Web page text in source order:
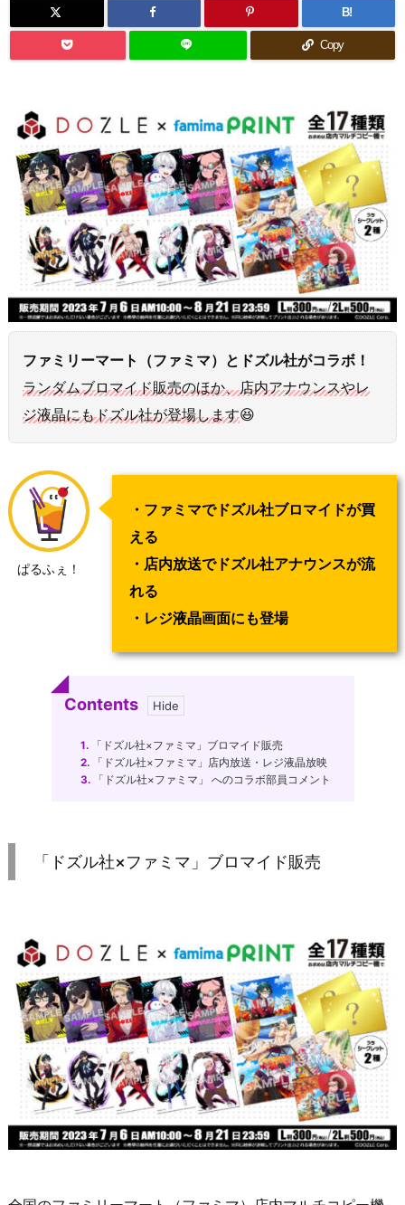
B!
Copy
ファミリーマート（ファミマ）とドズル社がコラボ！
ランダムブロマイド販売のほか、店内アナウンスやレ
ジ液晶にもドズル社が登場します😆
ぱるふぇ！
・ファミマでドズル社ブロマイドが買
える
・店内放送でドズル社アナウンスが流
れる
・レジ液晶画面にも登場
Contents
1.「ドズル社×ファミマ」ブロマイド販売
2.「ドズル社×ファミマ」店内放送・レジ液晶放映
3.「ドズル社×ファミマ」 へのコラボ部員コメント
「ドズル社×ファミマ」ブロマイド販売